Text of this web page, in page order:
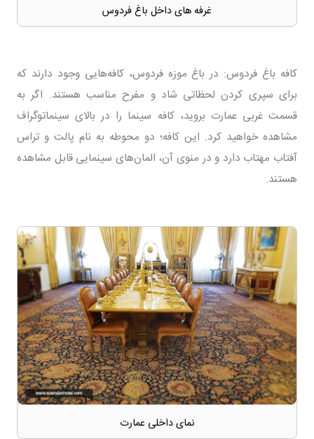
غرفه های داخل باغ فردوس
کافه‌ باغ فردوس: در باغ موزه فردوس، کافه‌هایی وجود دارند که
برای سپری کردن لحظاتی شاد و مفرح مناسب هستند. اگر به
قسمت غربی عمارت بروید، کافه سینما را در بالای سینماتوگراف
مشاهده خواهید کرد. این کافه؛ دو محوطه به نام پالت و تراس
آفتاب مهتاب دارد و در منوی آن، المان‌های سینمایی قابل مشاهده
هستند.
نمای داخلی عمارت